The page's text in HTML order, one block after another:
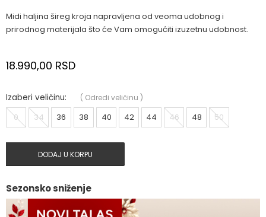
Midi haljina šireg kroja napravljena od veoma udobnog i
prirodnog materijala što će Vam omogućiti izuzetnu udobnost.
18.990,00 RSD
Izaberi veličinu: ( Odredi veličinu )
0 34 36 38 40 42 44 46 48 50
DODAJ U KORPU
Sezonsko sniženje